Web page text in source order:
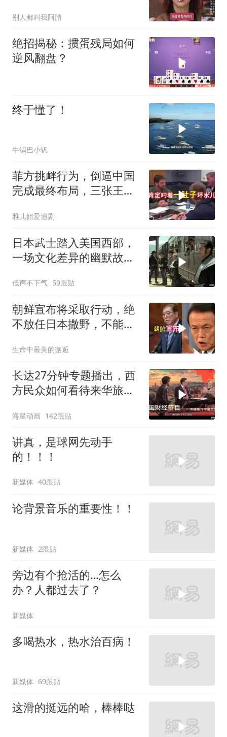
别人都叫我阿腈
绝招揭秘：掼蛋残局如何
逆风翻盘？
终于懂了！
牛锅巴小钒
菲方挑衅行为，倒逼中国
完成最终布局，三张王牌
雅儿姐爱追剧
日本武士踏入美国西部，
一场文化差异的幽默故事
低声不下气 59跟贴
朝鲜宣布将采取行动，绝
不放任日本撒野，不能让
生命中最美的邂逅
长达27分钟专题播出，西
方民众如何看待来华旅
海星动画 142跟贴
讲真，是球网先动手
的！！！
新媒体 40跟贴
论背景音乐的重要性！！
新媒体 2跟贴
旁边有个抢活的…怎么
办？人都过去了？
新媒体
多喝热水，热水治百病！
新媒体 69跟贴
这滑的挺远的哈，棒棒哒